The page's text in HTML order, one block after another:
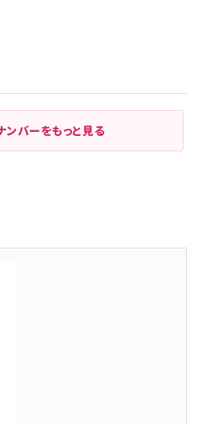
ンバーをもっと見る